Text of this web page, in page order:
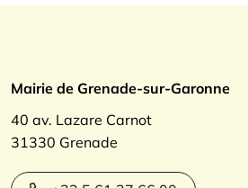
Grenade sur Garonne
Instagram
Mairie de Grenade-sur-Garonne
40 av. Lazare Carnot
31330 Grenade